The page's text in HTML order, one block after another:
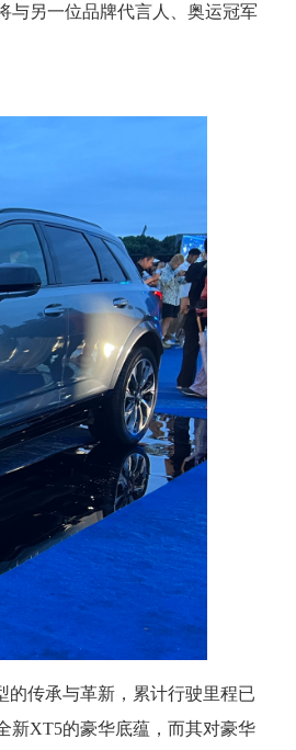
与另一位品牌代言人、奥运冠军
的传承与革新，累计行驶里程已
新XT5的豪华底蕴，而其对豪华